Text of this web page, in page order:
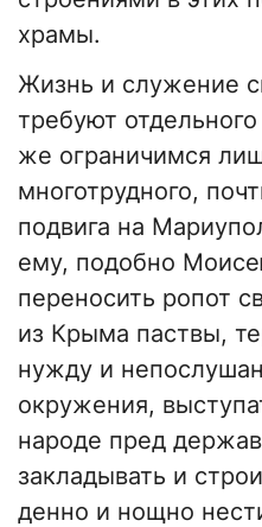
храмы.
Жизнь и служение
требуют
же ограничимся
многотрудного,
подвига на
ему, подобно
переносить ропот
из Крыма паствы,
нужду и
окружения,
народе пред
закладывать и
денно и нощно